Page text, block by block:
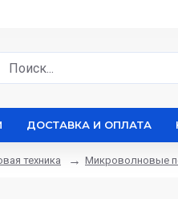
ДОСТАВКА И ОПЛАТА
техника Микроволновые